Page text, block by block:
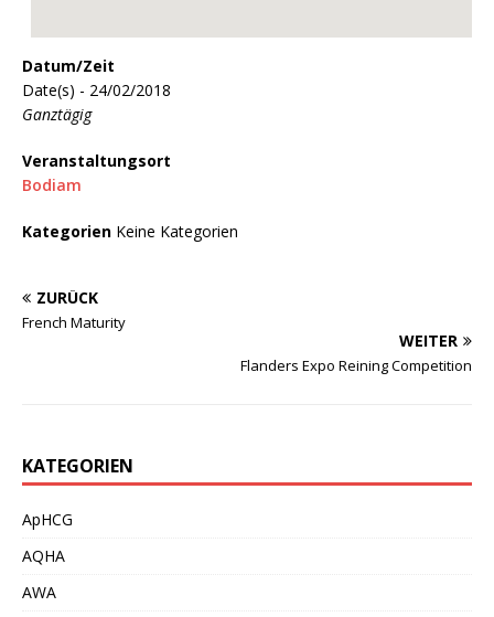
Datum/Zeit
Date(s) - 24/02/2018
Ganztägig
Veranstaltungsort
Bodiam
Kategorien Keine Kategorien
ZURÜCK
French Maturity
WEITER
Flanders Expo Reining Competition
KATEGORIEN
ApHCG
AQHA
AWA